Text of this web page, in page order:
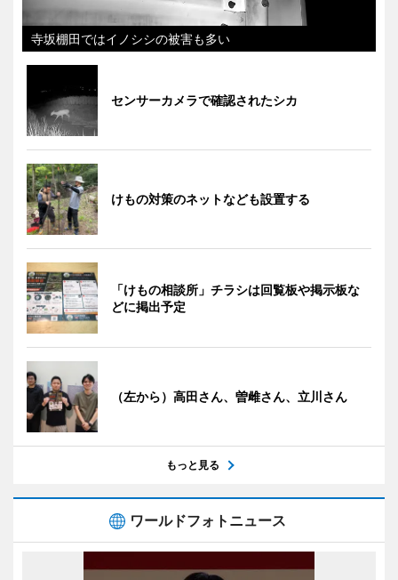
寺坂棚田ではイノシシの被害も多い
センサーカメラで確認されたシカ
けもの対策のネットなども設置する
「けもの相談所」チラシは回覧板や掲示板な
どに掲出予定
（左から）高田さん、曽雌さん、立川さん
もっと見る
ワールドフォトニュース